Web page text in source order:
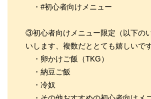
・#初心者向けメニュー
③初心者向けメニュー限定（以下の
いします、複数だととても嬉しいです
・卵かけご飯（TKG）
・納豆ご飯
・冷奴